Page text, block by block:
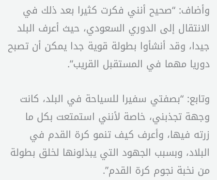
وأضاف: “صحيح أنني فكرت كثيرا بعد ذلك في
الانتقال إلى الدوري السعودي، حيث أعرف البلد
جيدا، وقد أنشأوا بطولة قوية جدا يمكن أن تصبح
دوريا مهما في المستقبل القريب”.
وتابع: “بصفتي سفيرا للسياحة في البلد، كانت
وجهة تجذبني، خاصة لأنني استمتعت بكل ما
زرته فيها، وأعرف كيف تنمو كرة القدم في
البلاد، وبسبب الجهود التي يبذلونها لخلق بطولة
من نخبة نجوم كرة القدم”.